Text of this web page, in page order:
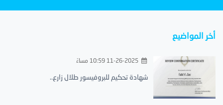
أخر المواضيع
11-26-2025 10:59 مساءً
شهادة تحكيم للبروفيسور طلال زارع..